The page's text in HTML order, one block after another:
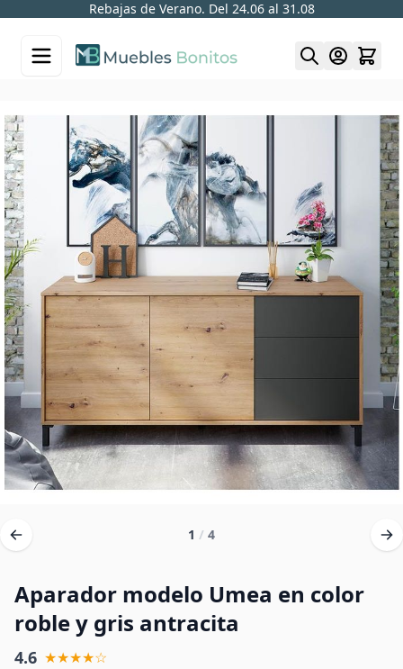
Rebajas de Verano. Del 24.06 al 31.08
1 / 4
Aparador modelo Umea en color
roble y gris antracita
4.6 ★★★★☆